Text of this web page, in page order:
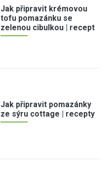
Jak připravit krémovou
tofu pomazánku se
zelenou cibulkou | recept
Jak připravit pomazánky
ze sýru cottage | recepty